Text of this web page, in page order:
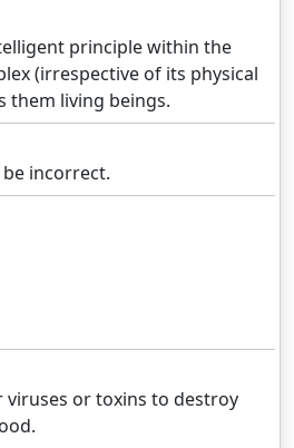
principle within the
(irrespective of its physical
them living beings.
incorrect.
viruses or toxins to destroy